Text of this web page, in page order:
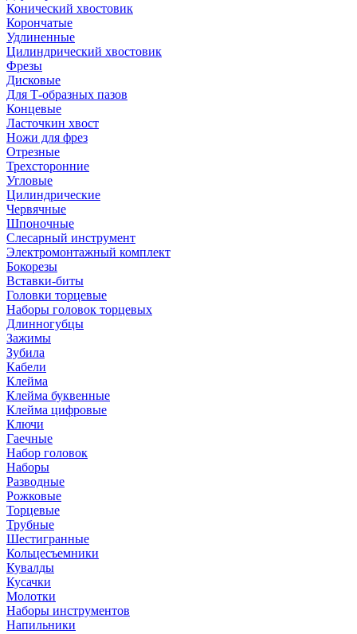
Конический хвостовик
Корончатые
Удлиненные
Цилиндрический хвостовик
Фрезы
Дисковые
Для Т-образных пазов
Концевые
Ласточкин хвост
Ножи для фрез
Отрезные
Трехсторонние
Угловые
Цилиндрические
Червячные
Шпоночные
Слесарный инструмент
Электромонтажный комплект
Бокорезы
Вставки-биты
Головки торцевые
Наборы головок торцевых
Длинногубцы
Зажимы
Зубила
Кабели
Клейма
Клейма буквенные
Клейма цифровые
Ключи
Гаечные
Набор головок
Наборы
Разводные
Рожковые
Торцевые
Трубные
Шестигранные
Кольцесъемники
Кувалды
Кусачки
Молотки
Наборы инструментов
Напильники